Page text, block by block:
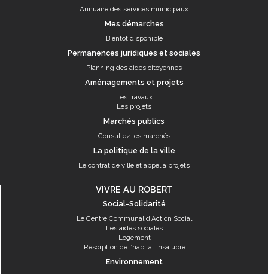
Annuaire des services municipaux
Mes démarches
Bientôt disponible
Permanences juridiques et sociales
Planning des aides citoyennes
Aménagements et projets
Les travaux
Les projets
Marchés publics
Consultez les marchés
La politique de la ville
Le contrat de ville et appel à projets
VIVRE AU ROBERT
Social-Solidarité
Le Centre Communal d'Action Social
Les aides sociales
Logement
Résorption de l’habitat insalubre
Environnement